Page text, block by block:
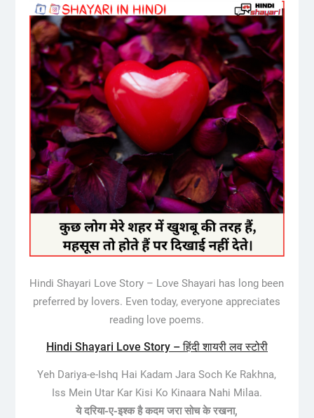
Hindi Shayari Love Story – Love Shayari has long been
preferred by lovers. Even today, everyone appreciates
reading love poems.
Hindi Shayari Love Story – हिंदी शायरी लव स्टोरी
Yeh Dariya-e-Ishq Hai Kadam Jara Soch Ke Rakhna,
Iss Mein Utar Kar Kisi Ko Kinaara Nahi Milaa.
ये दरिया-ए-इश्क है कदम जरा सोच के रखना,